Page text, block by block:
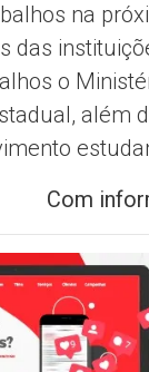
na
o
além
Com